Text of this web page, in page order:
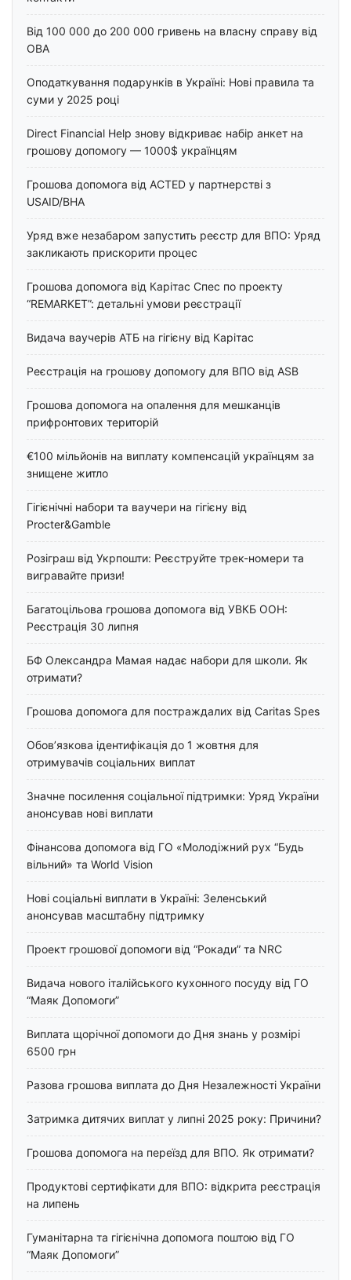
Від 100 000 до 200 000 гривень на власну справу від
ОВА
Оподаткування подарунків в Україні: Нові правила та
суми у 2025 році
Direct Financial Help знову відкриває набір анкет на
грошову допомогу — 1000$ українцям
Грошова допомога від ACTED у партнерстві з
USAID/BHA
Уряд вже незабаром запустить реєстр для ВПО: Уряд
закликають прискорити процес
Грошова допомога від Карітас Спес по проекту
“REMARKET”: детальні умови реєстрації
Видача ваучерів АТБ на гігієну від Карітас
Реєстрація на грошову допомогу для ВПО від ASB
Грошова допомога на опалення для мешканців
прифронтових територій
€100 мільйонів на виплату компенсацій українцям за
знищене житло
Гігієнічні набори та ваучери на гігієну від
Procter&Gamble
Розіграш від Укрпошти: Реєструйте трек-номери та
вигравайте призи!
Багатоцільова грошова допомога від УВКБ ООН:
Реєстрація 30 липня
БФ Олександра Мамая надає набори для школи. Як
отримати?
Грошова допомога для постраждалих від Caritas Spes
Обов’язкова ідентифікація до 1 жовтня для
отримувачів соціальних виплат
Значне посилення соціальної підтримки: Уряд України
анонсував нові виплати
Фінансова допомога від ГО «Молодіжний рух “Будь
вільний» та World Vision
Нові соціальні виплати в Україні: Зеленський
анонсував масштабну підтримку
Проект грошової допомоги від “Рокади” та NRC
Видача нового італійського кухонного посуду від ГО
“Маяк Допомоги”
Виплата щорічної допомоги до Дня знань у розмірі
6500 грн
Разова грошова виплата до Дня Незалежності України
Затримка дитячих виплат у липні 2025 року: Причини?
Грошова допомога на переїзд для ВПО. Як отримати?
Продуктові сертифікати для ВПО: відкрита реєстрація
на липень
Гуманітарна та гігієнічна допомога поштою від ГО
“Маяк Допомоги”